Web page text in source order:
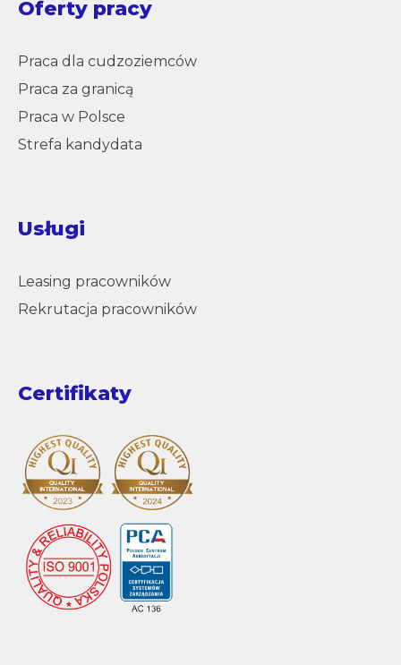
Oferty pracy
Praca dla cudzoziemców
Praca za granicą
Praca w Polsce
Strefa kandydata
Usługi
Leasing pracowników
Rekrutacja pracowników
Certifikaty